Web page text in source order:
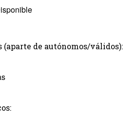
(aparte de autónomos/válidos):